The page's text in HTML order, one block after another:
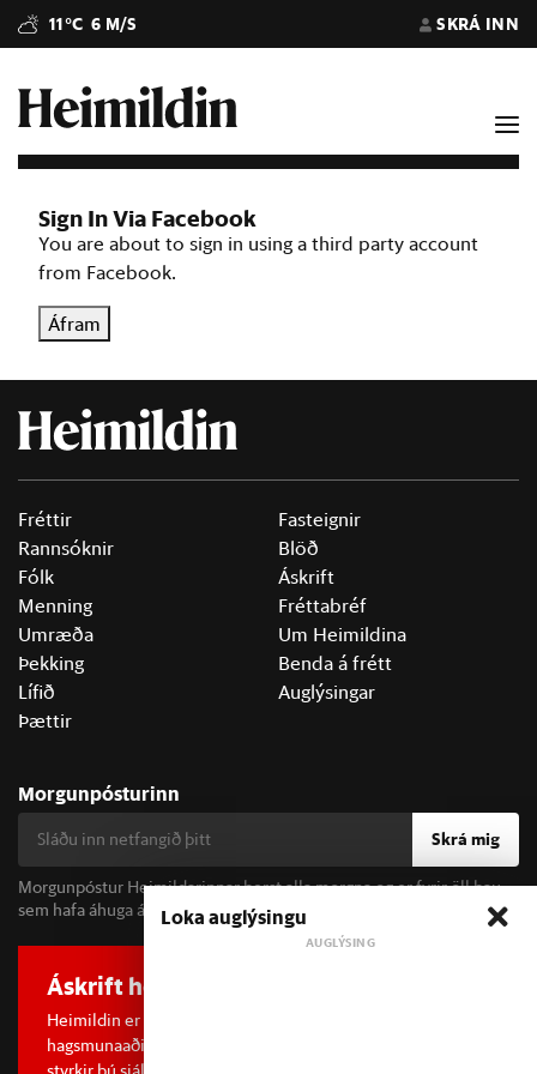
11°C 6 M/S SKRÁ INN
Sign In Via Facebook
You are about to sign in using a third party account
from Facebook.
Áfram
Fréttir
Rannsóknir
Fólk
Menning
Umræða
Þekking
Lífið
Þættir
Fasteignir
Blöð
Áskrift
Fréttabréf
Um Heimildina
Benda á frétt
Auglýsingar
Morgunpósturinn
Skrá mig
Morgunpóstur Heimildarinnar berst alla morgna og er fyrir öll þau
sem hafa áhuga á fréttum og þjóðfélagsumræðu.
Áskrift hefur áhrif
Heimildin er í dreifðu eignarhaldi og óháð
hagsmunaaðilum. Með því að kaupa áskrift að Heimildinni
Loka auglýsingu